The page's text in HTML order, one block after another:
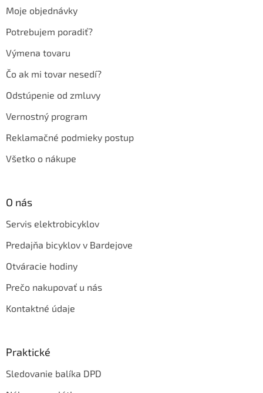
Moje objednávky
Potrebujem poradiť?
Výmena tovaru
Čo ak mi tovar nesedí?
Odstúpenie od zmluvy
Vernostný program
Reklamačné podmieky postup
Všetko o nákupe
O nás
Servis elektrobicyklov
Predajňa bicyklov v Bardejove
Otváracie hodiny
Prečo nakupovať u nás
Kontaktné údaje
Praktické
Sledovanie balíka DPD